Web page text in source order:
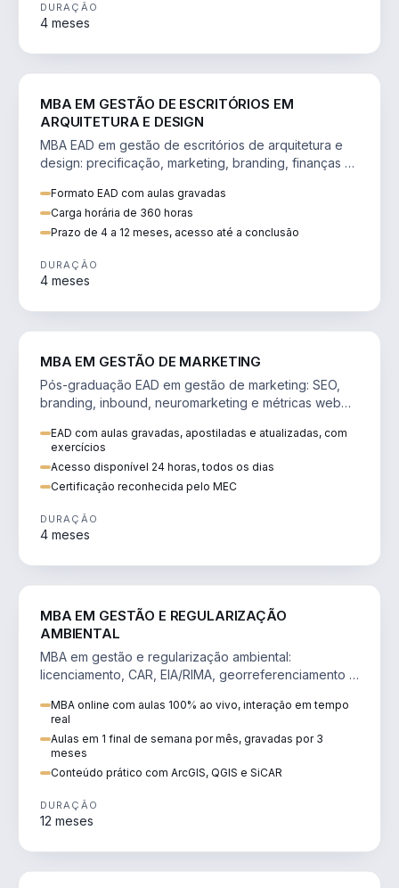
DURAÇÃO
4 meses
MBA EM GESTÃO DE ESCRITÓRIOS EM
ARQUITETURA E DESIGN
MBA EAD em gestão de escritórios de arquitetura e
design: precificação, marketing, branding, finanças e
Formato EAD com aulas gravadas
Carga horária de 360 horas
Prazo de 4 a 12 meses, acesso até a conclusão
DURAÇÃO
4 meses
MBA EM GESTÃO DE MARKETING
Pós-graduação EAD em gestão de marketing: SEO,
branding, inbound, neuromarketing e métricas web
EAD com aulas gravadas, apostiladas e atualizadas, com
exercícios
Acesso disponível 24 horas, todos os dias
Certificação reconhecida pelo MEC
DURAÇÃO
4 meses
MBA EM GESTÃO E REGULARIZAÇÃO
AMBIENTAL
MBA em gestão e regularização ambiental:
licenciamento, CAR, EIA/RIMA, georreferenciamento e
MBA online com aulas 100% ao vivo, interação em tempo
real
Aulas em 1 final de semana por mês, gravadas por 3
meses
Conteúdo prático com ArcGIS, QGIS e SiCAR
DURAÇÃO
12 meses